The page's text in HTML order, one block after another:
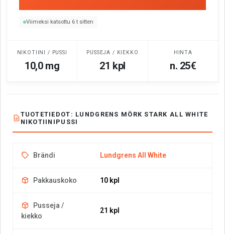
Viimeksi katsottu 6 t sitten
NIKOTIINI / PUSSI
10,0 mg
PUSSEJA / KIEKKO
21 kpl
HINTA
n. 25€
TUOTETIEDOT: LUNDGRENS MÖRK STARK ALL WHITE
NIKOTIINIPUSSI
Brändi Lundgrens All White
Pakkauskoko 10 kpl
Pusseja /
kiekko
21 kpl